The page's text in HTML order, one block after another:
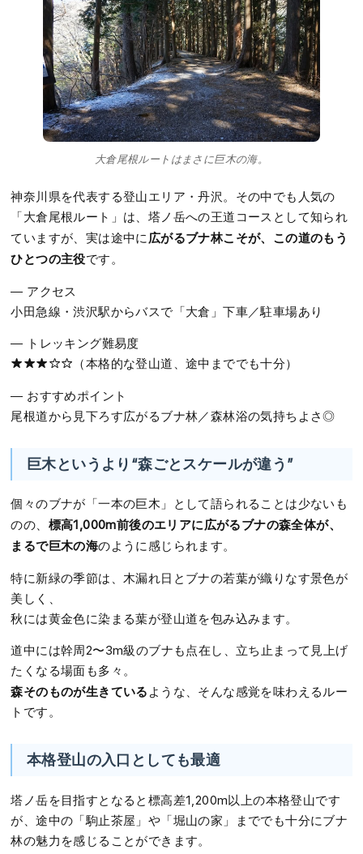
大倉尾根ルートはまさに巨木の海。
神奈川県を代表する登山エリア・丹沢。その中でも人気の
「大倉尾根ルート」は、塔ノ岳への王道コースとして知られ
ていますが、実は途中に広がるブナ林こそが、この道のもう
ひとつの主役です。
― アクセス
小田急線・渋沢駅からバスで「大倉」下車／駐車場あり
― トレッキング難易度
★★★☆☆（本格的な登山道、途中まででも十分）
― おすすめポイント
尾根道から見下ろす広がるブナ林／森林浴の気持ちよさ◎
巨木というより“森ごとスケールが違う”
個々のブナが「一本の巨木」として語られることは少ないも
のの、 標高1,000m前後のエリアに広がるブナの森全体が、
まるで巨木の海のように感じられます。
特に新緑の季節は、木漏れ日とブナの若葉が織りなす景色が
美しく、
秋には黄金色に染まる葉が登山道を包み込みます。
道中には幹周2〜3m級のブナも点在し、立ち止まって見上げ
たくなる場面も多々。
森そのものが生きている ような、そんな感覚を味わえるルー
トです。
本格登山の入口としても最適
塔ノ岳を目指すとなると標高差1,200m以上の本格登山です
が、途中の「駒止茶屋」や「堀山の家」まででも十分にブナ
林の魅力を感じることができます。